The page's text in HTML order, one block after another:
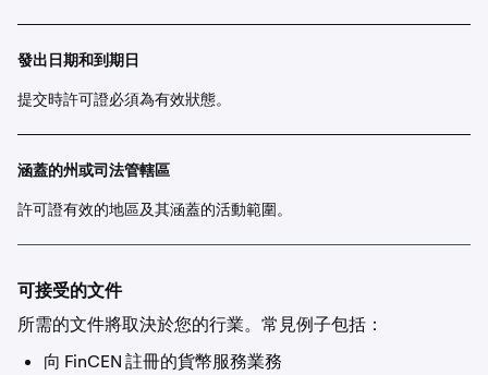
發出日期和到期日
提交時許可證必須為有效狀態。
涵蓋的州或司法管轄區
許可證有效的地區及其涵蓋的活動範圍。
可接受的文件
所需的文件將取決於您的行業。常見例子包括：
向 FinCEN 註冊的貨幣服務業務